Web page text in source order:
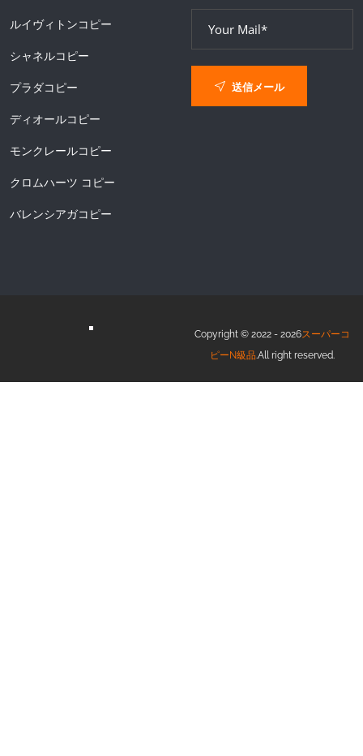
ルイヴィトンコピー
シャネルコピー
プラダコピー
ディオールコピー
モンクレールコピー
クロムハーツ コピー
バレンシアガコピー
送信メール
Copyright © 2022 - 2026スーパーコ
ピーN級品.All right reserved.